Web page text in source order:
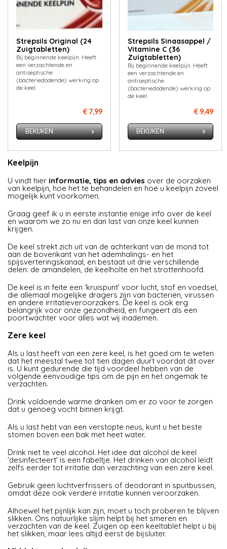
Strepsils Original (24
Zuigtabletten)
Bij beginnende keelpijn. Heeft
een verzachtende en
antiseptische
(bacteriedodende) werking op
de keel.
€ 7,99
BEKIJKEN
Strepsils Sinaasappel /
Vitamine C (36
Zuigtabletten)
Bij beginnende keelpijn. Heeft
een verzachtende en
antiseptische
(bacteriedodende) werking op
de keel.
€ 9,49
BEKIJKEN
Keelpijn
U vindt hier informatie, tips en advies over de oorzaken
van keelpijn, hoe het te behandelen en hoe u keelpijn zoveel
mogelijk kunt voorkomen.
Graag geef ik u in eerste instantie enige info over de keel
en waarom we zo nu en dan last van onze keel kunnen
krijgen.
De keel strekt zich uit van de achterkant van de mond tot
aan de bovenkant van het ademhalings- en het
spijsverteringskanaal, en bestaat uit drie verschillende
delen: de amandelen, de keelholte en het strottenhoofd.
De keel is in feite een ‘kruispunt’ voor lucht, stof en voedsel,
die allemaal mogelijke dragers zijn van bacteriën, virussen
en andere irritatieveroorzakers. De keel is ook erg
belangrijk voor onze gezondheid, en fungeert als een
poortwachter voor alles wat wij inademen.
Zere keel
Als u last heeft van een zere keel, is het goed om te weten
dat het meestal twee tot tien dagen duurt voordat dit over
is. U kunt gedurende die tijd voordeel hebben van de
volgende eenvoudige tips om de pijn en het ongemak te
verzachten.
Drink voldoende warme dranken om er zo voor te zorgen
dat u genoeg vocht binnen krijgt.
Als u last hebt van een verstopte neus, kunt u het beste
stomen boven een bak met heet water.
Drink niet te veel alcohol. Het idee dat alcohol de keel
'desinfecteert' is een fabeltje. Het drinken van alcohol leidt
zelfs eerder tot irritatie dan verzachting van een zere keel.
Gebruik geen luchtverfrissers of deodorant in spuitbussen,
omdat deze ook verdere irritatie kunnen veroorzaken.
Alhoewel het pijnlijk kan zijn, moet u toch proberen te blijven
slikken. Ons natuurlijke slijm helpt bij het smeren en
verzachten van de keel. Zuigen op een keeltablet helpt u bij
het slikken, maar lees altijd eerst de bijsluiter.